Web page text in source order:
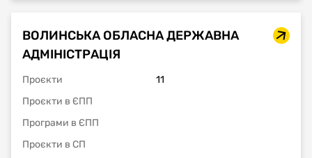
ВОЛИНСЬКА ОБЛАСНА ДЕРЖАВНА
АДМІНІСТРАЦІЯ
Проєкти
11
Проєкти в ЄПП
Програми в ЄПП
Проєкти в СП